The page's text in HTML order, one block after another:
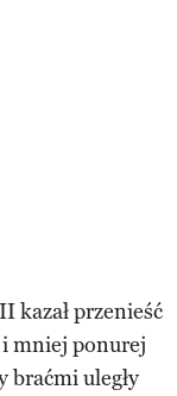
kazał przenieść
mniej ponurej
braćmi uległy